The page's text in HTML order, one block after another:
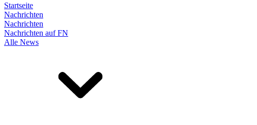
Startseite
Nachrichten
Nachrichten
Nachrichten auf FN
Alle News